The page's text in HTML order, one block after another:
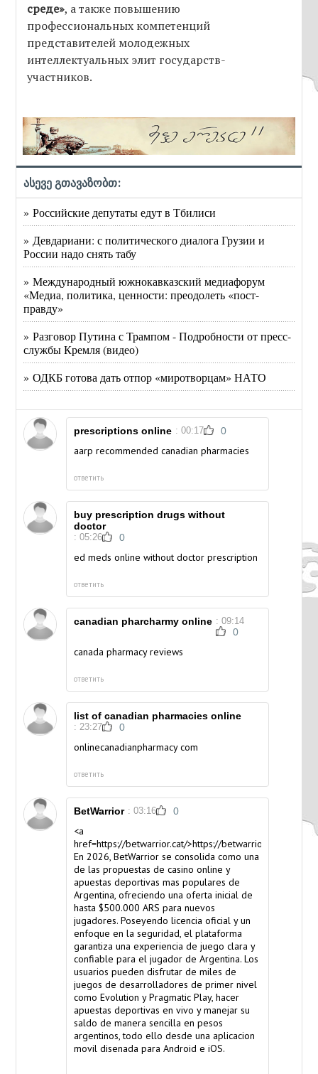
среде», а также повышению
профессиональных компетенций
представителей молодежных
интеллектуальных элит государств-
участников.
ასევე გთავაზობთ:
» Российские депутаты едут в Тбилиси
» Девдариани: с политического диалога Грузии и
России надо снять табу
» Международный южнокавказский медиафорум
«Медиа, политика, ценности: преодолеть «пост-
правду»
» Разговор Путина с Трампом - Подробности от пресс-
службы Кремля (видео)
» ОДКБ готова дать отпор «миротворцам» НАТО
prescriptions online : 00:17 0
aarp recommended canadian pharmacies
ответить
buy prescription drugs without
doctor
: 05:26 0
ed meds online without doctor prescription
ответить
canadian pharcharmy online : 09:14
0
canada pharmacy reviews
ответить
list of canadian pharmacies online
: 23:27 0
onlinecanadianpharmacy com
ответить
BetWarrior : 03:16 0
<a
href=https://betwarrior.cat/>https://betwarrior.cat/</a>
En 2026, BetWarrior se consolida como una
de las propuestas de casino online y
apuestas deportivas mas populares de
Argentina, ofreciendo una oferta inicial de
hasta $500.000 ARS para nuevos
jugadores. Poseyendo licencia oficial y un
enfoque en la seguridad, el plataforma
garantiza una experiencia de juego clara y
confiable para el jugador de Argentina. Los
usuarios pueden disfrutar de miles de
juegos de desarrolladores de primer nivel
como Evolution y Pragmatic Play, hacer
apuestas deportivas en vivo y manejar su
saldo de manera sencilla en pesos
argentinos, todo ello desde una aplicacion
movil disenada para Android e iOS.